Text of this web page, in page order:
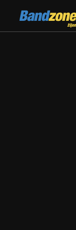
Bandzone.cz
žijeme hudbou